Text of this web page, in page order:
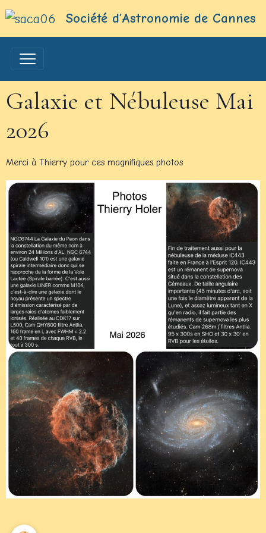
Société d’Astronomie de Cannes
Galaxie et Nébuleuse Mai
2026
Merci à Thierry pour ces magnifiques photos